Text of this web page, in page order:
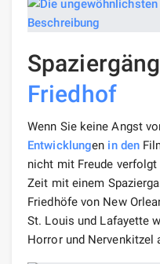
Friedhof
Wenn Sie keine Angst
Entwicklungen in den
nicht mit Freude
Zeit mit einem
Friedhöfe von New
St. Louis und Lafayette
Horror und Nervenkitzel